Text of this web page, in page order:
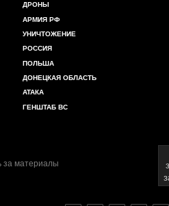
ДРОНЫ
АРМИЯ РФ
УНИЧТОЖЕНИЕ
РОССИЯ
ПОЛЬША
ДОНЕЦКАЯ ОБЛАСТЬ
АТАКА
ГЕНШТАБ ВС
за материалы